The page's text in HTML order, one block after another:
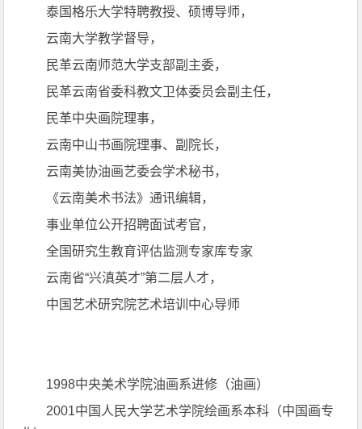
泰国格乐大学特聘教授、硕博导师，
云南大学教学督导，
民革云南师范大学支部副主委，
民革云南省委科教文卫体委员会副主任，
民革中央画院理事，
云南中山书画院理事、副院长，
云南美协油画艺委会学术秘书，
《云南美术书法》通讯编辑，
事业单位公开招聘面试考官，
全国研究生教育评估监测专家库专家
云南省“兴滇英才”第二层人才，
中国艺术研究院艺术培训中心导师
1998中央美术学院油画系进修（油画）
2001中国人民大学艺术学院绘画系本科（中国画专